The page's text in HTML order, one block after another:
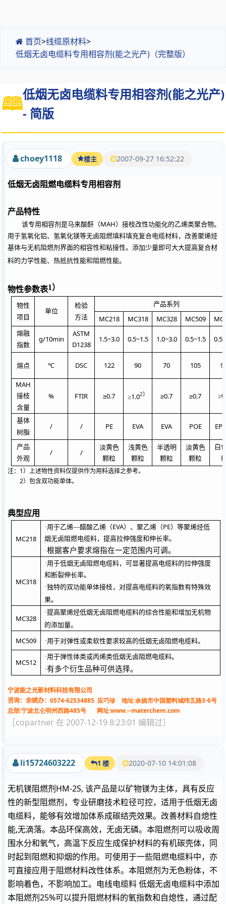
首页>线缆原材料>
低烟无卤电缆料专用相容剂(能之光产)（完整版）
低烟无卤电缆料专用相容剂(能之光产)
- 简版
choey1118 楼主 2007-09-27 16:52:22
低烟无卤阻燃电缆料专用相容剂
产品特性
该专用相容剂是马来酸酐（MAH）接枝改性功能化的乙烯类聚合物。
用于氢氧化铝、氢氧化镁等无卤阻燃填料填充复合电缆材料，改善聚烯烃
基体与无机阻燃剂界面的相容性和粘接性。添加少量即可大大提高复合材
料的力学性能、热抵抗性能和阻燃性能。
物性参数表1）
物性
项目
单位
检验
方法
产品系列
MC218 MC318 MC328 MC509
熔融
指数
g/10min
ASTM
D1238
1.5~3.0 0.5~1.5 1.0~3.0 0.5~1.5
熔点 ℃ DSC 122 90 70 105
MAH
接枝
含量
% FTIR ≥0.7 ≥1.02） ≥0.7 ≥0.7 ≥
基体
树脂
/ / PE EVA EVA POE
产品
外观
/ /
淡黄色
颗粒
浅黄色
颗粒
半透明
颗粒
淡黄色
颗粒
白
注： 1） 上述物性资料仅提供作为用料选择之参考。
2）包含双功能单体。
典型应用
MC218
·用于乙烯—醋酸乙烯（EVA）、聚乙烯（PE）等聚烯烃低
烟无卤阻燃电缆料，提高拉伸强度和伸长率。
·根据客户要求熔指在一定范围内可调。
MC318
·用于低烟无卤阻燃电缆料，可显著提高电缆料的拉伸强度
和断裂伸长率。
·独特的双功能单体接枝，对提高电缆料的氧指数有特殊效
果。
MC328
·提高聚烯烃低烟无卤阻燃电缆料的综合性能和增加无机物
的添加量。
MC509 ·用于对弹性或柔软性要求较高的低烟无卤阻燃电缆料。
MC512
·用于弹性体类或丙烯类低烟无卤阻燃电缆料。
·有多个衍生品种可供选择。
宁波能之光新材料科技有限公司
咨询：余姚办： 0574-62534885 应巧珍 地址:余姚市中国塑料城纬五路3-6号
总部:宁波北仑明州西路485号 网址:www.--materchem.com
［copartner 在 2007-12-19 8:23:01 编辑过］
li15724603222 1 楼 2020-07-10 14:01:08
无机镁阻燃剂HM-2S, 该产品是以矿物镁为主体，具有反应
性的新型阻燃剂，专业研磨技术粒径可控，适用于低烟无卤
电缆料，能够有效增加体系成碳结壳效果。改善材料自熄性
能,无滴落。本品环保高效，无卤无磷。本阻燃剂可以吸收周
围水分和氧气，高温下反应生成保护材料的有机碳壳体，同
时起到阻燃和抑烟的作用。可使用于一些阻燃电缆料中，亦
可直接应用于阻燃材料改性体系。本阻燃剂为无色粉体，不
影响着色，不影响加工。电线电缆料 低烟无卤电缆料中添加
本阻燃剂25%可以提升阻燃材料的氧指数和自熄性，通过配